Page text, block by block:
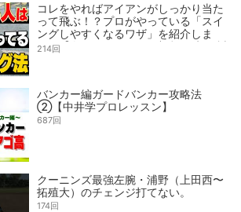
コレをやればアイアンがしっかり当た
って飛ぶ！？プロがやっている「スイ
ングしやすくなるワザ」を紹介しま
す！【白ティーから3日連続100切り試
214回
バンカー編ガードバンカー攻略法
②【中井学プロレッスン】
687回
クーニンズ最強左腕・浦野（上田西〜
拓殖大）のチェンジ打てない。
174回